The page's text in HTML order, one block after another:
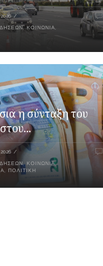
,ΚΟΙΝΩΝΊΑ
η σύνταξη του
, ΚΟΙΝΩΝΊΑ,
ΠΟΛΙΤΙΚΉ